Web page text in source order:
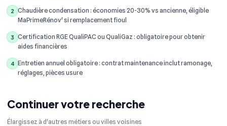
2
Chaudière condensation : économies 20-30% vs ancienne, éligible
MaPrimeRénov' si remplacement fioul
3
Certification RGE QualiPAC ou QualiGaz : obligatoire pour obtenir
aides financières
4 Entretien annuel obligatoire : contrat maintenance inclut ramonage,
réglages, pièces usure
Continuer votre recherche
Élargissez à d'autres métiers ou villes voisines